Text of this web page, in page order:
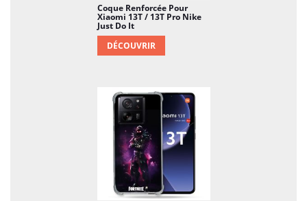
Coque Renforcée Pour
Xiaomi 13T / 13T Pro Nike
Just Do It
DÉCOUVRIR